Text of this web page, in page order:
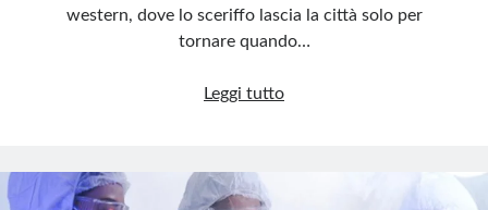
western, dove lo sceriffo lascia la città solo per
tornare quando…
Leggi tuttoIl